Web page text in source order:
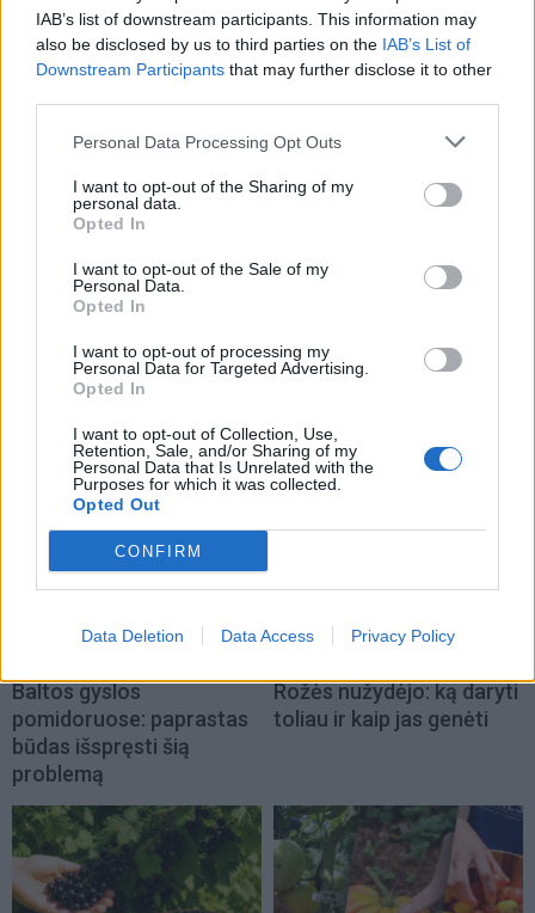
IAB’s list of downstream participants. This information may
also be disclosed by us to third parties on the IAB’s List of
Downstream Participants that may further disclose it to other
Personal Data Processing Opt Outs
I want to opt-out of the Sharing of my
personal data.
Opted In
I want to opt-out of the Sale of my
Personal Data.
Opted In
I want to opt-out of processing my
Personal Data for Targeted Advertising.
Opted In
I want to opt-out of Collection, Use,
Retention, Sale, and/or Sharing of my
Personal Data that Is Unrelated with the
Purposes for which it was collected.
Opted Out
CONFIRM
Data Deletion Data Access Privacy Policy
Natūrali kova su šliužais:
ką būtina žinoti prieš
pasirenkant antis
bėgikes?(2)
Kodėl sodininkai aplink
pipirus? Priežastis jus
nustebins
Baltos gyslos
pomidoruose: paprastas
būdas išspręsti šią
problemą
Rožės nužydėjo: ką daryti
toliau ir kaip jas genėti